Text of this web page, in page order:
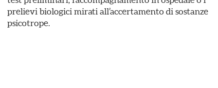
prelievi biologici mirati all’accertamento di sostanze
psicotrope.